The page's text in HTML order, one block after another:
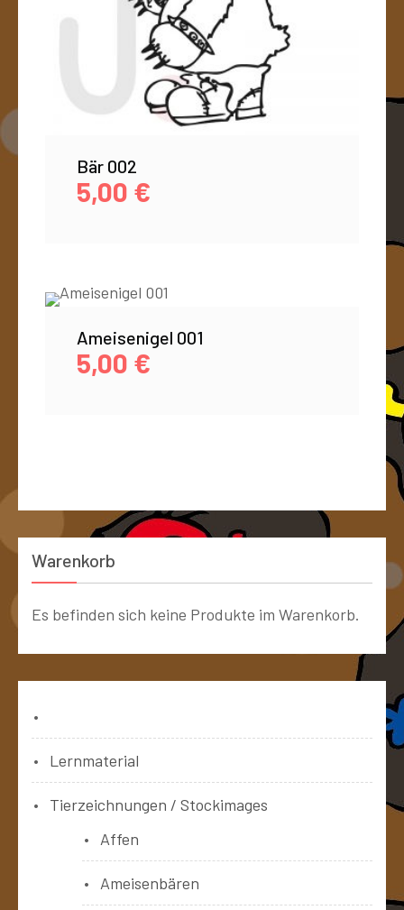
Bär 002
5,00 €
Ameisenigel 001
5,00 €
Warenkorb
Es befinden sich keine Produkte im Warenkorb.
Lernmaterial
Tierzeichnungen / Stockimages
Affen
Ameisenbären